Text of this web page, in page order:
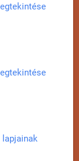
lapjainak